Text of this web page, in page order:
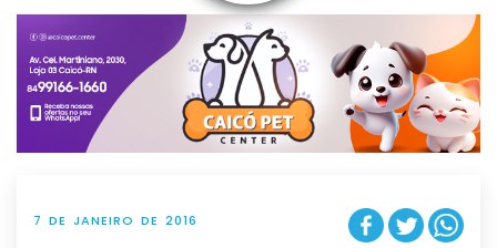
v
g
t
i
o
n
7 DE JANEIRO DE 2016